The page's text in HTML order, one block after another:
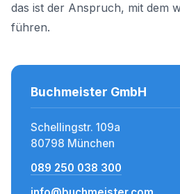
das ist der Anspruch, mit dem
führen.
Buchmeister GmbH
Schellingstr. 109a
80798 München
089 250 038 300